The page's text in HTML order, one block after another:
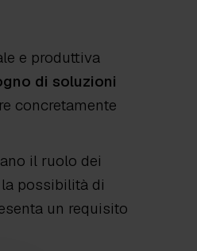
e produttiva
di soluzioni
concretamente
il ruolo dei
possibilità di
un requisito